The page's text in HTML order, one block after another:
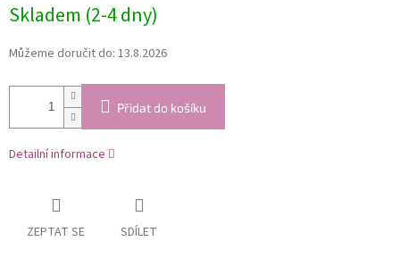
cena:
Skladem (2-4 dny)
Můžeme doručit do: 13.8.2026
Přidat do košíku
Detailní informace
ZEPTAT SE SDÍLET